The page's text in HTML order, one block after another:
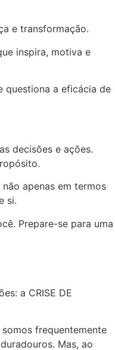
e transformação.
inspira, motiva e
questiona a eficácia de
decisões e ações.
apenas em termos
si.
Prepare-se para uma
a CRISE DE
frequentemente
Mas, ao